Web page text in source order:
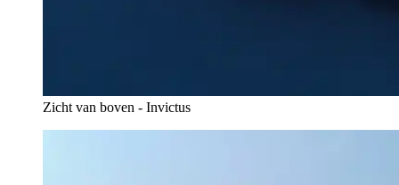
Zicht van boven - Invictus